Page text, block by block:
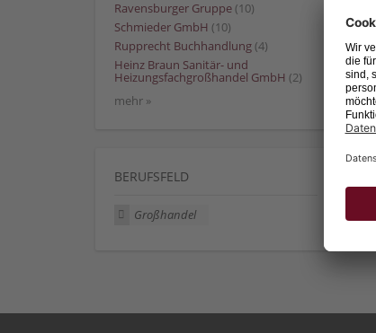
Ravensburger Gruppe (10)
Schmieder GmbH (10)
Rupprecht Buchhandlung (4)
Heinz Braun Sanitär- und
Heizungsfachgroßhandel GmbH (2)
mehr »
BERUFSFELD
Großhandel